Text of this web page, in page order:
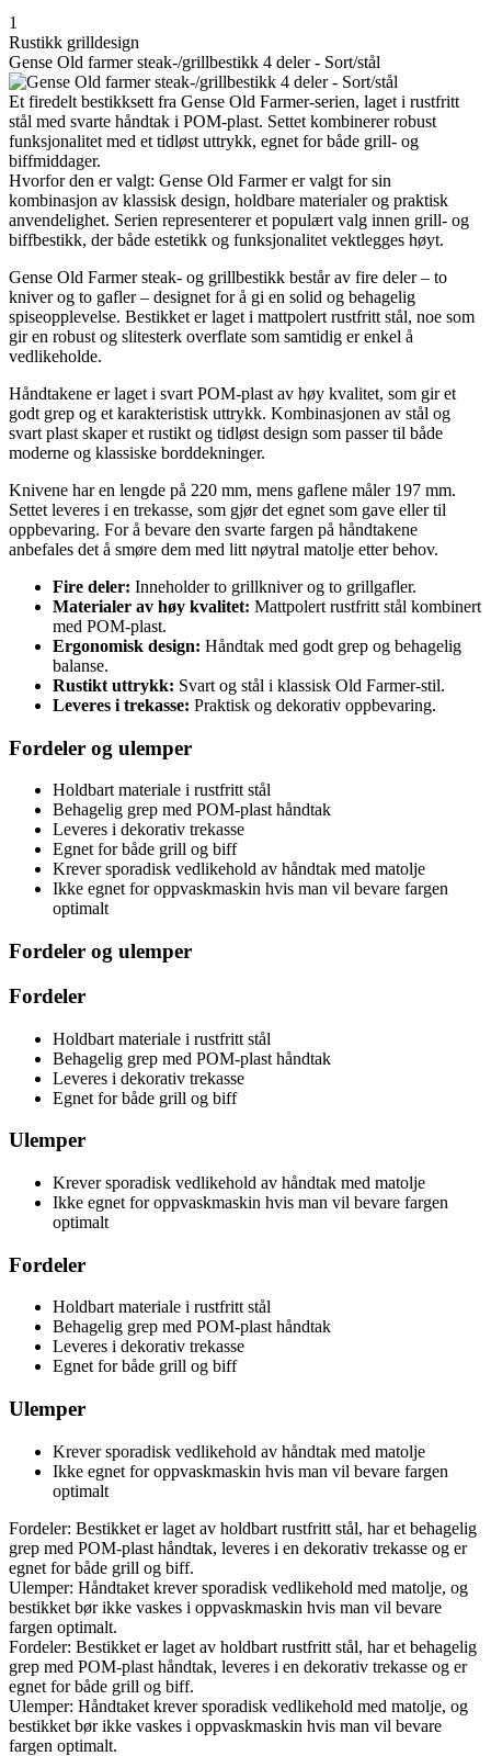
1
Rustikk grilldesign
Gense Old farmer steak-/grillbestikk 4 deler - Sort/stål
Et firedelt bestikksett fra Gense Old Farmer-serien, laget i rustfritt
stål med svarte håndtak i POM-plast. Settet kombinerer robust
funksjonalitet med et tidløst uttrykk, egnet for både grill- og
biffmiddager.
Hvorfor den er valgt: Gense Old Farmer er valgt for sin
kombinasjon av klassisk design, holdbare materialer og praktisk
anvendelighet. Serien representerer et populært valg innen grill- og
biffbestikk, der både estetikk og funksjonalitet vektlegges høyt.
Gense Old Farmer steak- og grillbestikk består av fire deler – to
kniver og to gafler – designet for å gi en solid og behagelig
spiseopplevelse. Bestikket er laget i mattpolert rustfritt stål, noe som
gir en robust og slitesterk overflate som samtidig er enkel å
vedlikeholde.
Håndtakene er laget i svart POM-plast av høy kvalitet, som gir et
godt grep og et karakteristisk uttrykk. Kombinasjonen av stål og
svart plast skaper et rustikt og tidløst design som passer til både
moderne og klassiske borddekninger.
Knivene har en lengde på 220 mm, mens gaflene måler 197 mm.
Settet leveres i en trekasse, som gjør det egnet som gave eller til
oppbevaring. For å bevare den svarte fargen på håndtakene
anbefales det å smøre dem med litt nøytral matolje etter behov.
Fire deler: Inneholder to grillkniver og to grillgafler.
Materialer av høy kvalitet: Mattpolert rustfritt stål kombinert
med POM-plast.
Ergonomisk design: Håndtak med godt grep og behagelig
balanse.
Rustikt uttrykk: Svart og stål i klassisk Old Farmer-stil.
Leveres i trekasse: Praktisk og dekorativ oppbevaring.
Fordeler og ulemper
Holdbart materiale i rustfritt stål
Behagelig grep med POM-plast håndtak
Leveres i dekorativ trekasse
Egnet for både grill og biff
Krever sporadisk vedlikehold av håndtak med matolje
Ikke egnet for oppvaskmaskin hvis man vil bevare fargen
optimalt
Fordeler og ulemper
Fordeler
Holdbart materiale i rustfritt stål
Behagelig grep med POM-plast håndtak
Leveres i dekorativ trekasse
Egnet for både grill og biff
Ulemper
Krever sporadisk vedlikehold av håndtak med matolje
Ikke egnet for oppvaskmaskin hvis man vil bevare fargen
optimalt
Fordeler
Holdbart materiale i rustfritt stål
Behagelig grep med POM-plast håndtak
Leveres i dekorativ trekasse
Egnet for både grill og biff
Ulemper
Krever sporadisk vedlikehold av håndtak med matolje
Ikke egnet for oppvaskmaskin hvis man vil bevare fargen
optimalt
Fordeler: Bestikket er laget av holdbart rustfritt stål, har et behagelig
grep med POM-plast håndtak, leveres i en dekorativ trekasse og er
egnet for både grill og biff.
Ulemper: Håndtaket krever sporadisk vedlikehold med matolje, og
bestikket bør ikke vaskes i oppvaskmaskin hvis man vil bevare
fargen optimalt.
Fordeler: Bestikket er laget av holdbart rustfritt stål, har et behagelig
grep med POM-plast håndtak, leveres i en dekorativ trekasse og er
egnet for både grill og biff.
Ulemper: Håndtaket krever sporadisk vedlikehold med matolje, og
bestikket bør ikke vaskes i oppvaskmaskin hvis man vil bevare
fargen optimalt.